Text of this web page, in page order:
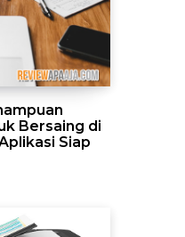
Bersaing di
Siap